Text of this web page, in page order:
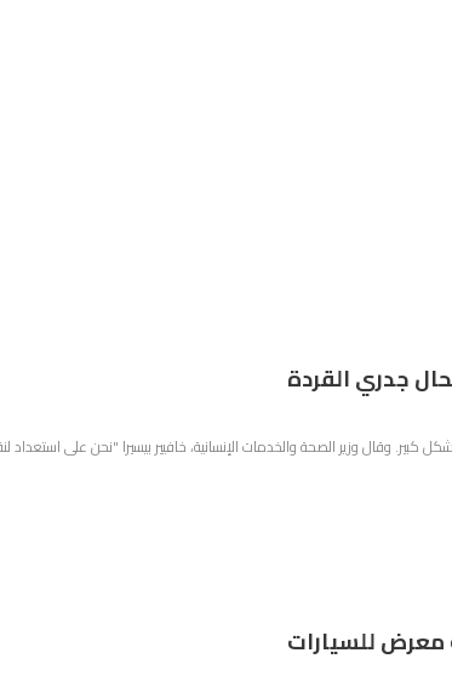
جدري القردة
وقال وزير الصحة والخدمات الإنسانية، خافيير بيسيرا "نحن على استعداد